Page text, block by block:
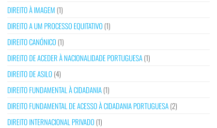
DIREITO À IMAGEM (1)
DIREITO A UM PROCESSO EQUITATIVO (1)
DIREITO CANÓNICO (1)
DIREITO DE ACEDER À NACIONALIDADE PORTUGUESA(1)
DIREITO DE ASILO (4)
DIREITO FUNDAMENTAL À CIDADANIA(1)
DIREITO FUNDAMENTAL DE ACESSO À CIDADANIA PORTUGUESA(2)
DIREITO INTERNACIONAL PRIVADO (1)